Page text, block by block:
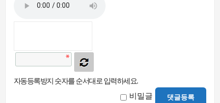
자동등록방지 숫자를 순서대로 입력하세요.
비밀글 댓글등록